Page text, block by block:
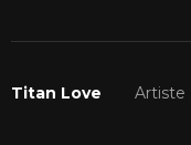
Titan Love Artiste